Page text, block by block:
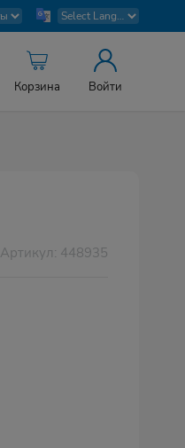
Корзина Войти
Артикул: 448935